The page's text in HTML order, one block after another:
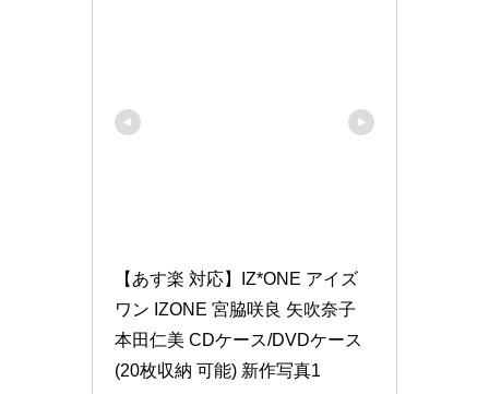
【あす楽 対応】IZ*ONE アイズ
ワン IZONE 宮脇咲良 矢吹奈子
本田仁美 CDケース/DVDケース
(20枚収納 可能) 新作写真1